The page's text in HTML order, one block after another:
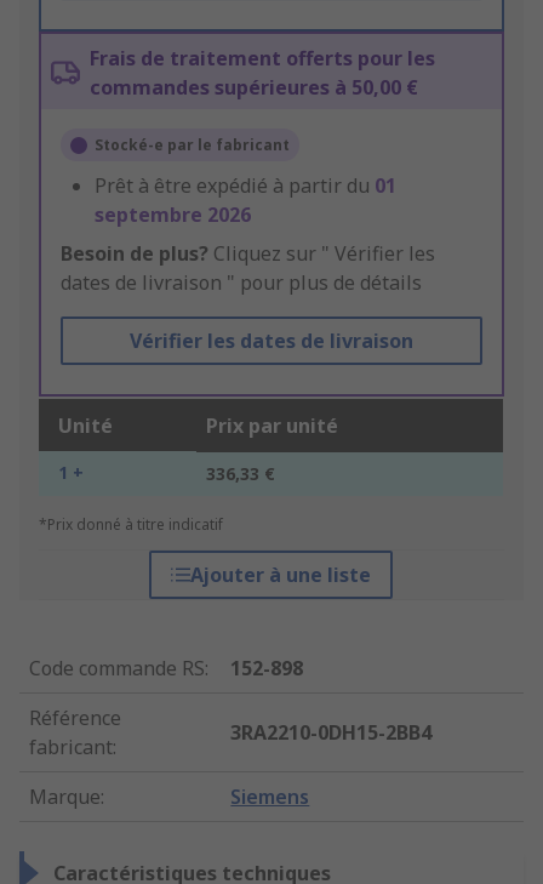
Frais de traitement offerts pour les
commandes supérieures à 50,00 €
Stocké-e par le fabricant
Prêt à être expédié à partir du 01
septembre 2026
Besoin de plus? Cliquez sur " Vérifier les
dates de livraison " pour plus de détails
Vérifier les dates de livraison
Unité Prix par unité
1 + 336,33 €
*Prix donné à titre indicatif
Ajouter à une liste
Code commande RS:
152-898
Référence
fabricant:
3RA2210-0DH15-2BB4
Marque: Siemens
Caractéristiques techniques